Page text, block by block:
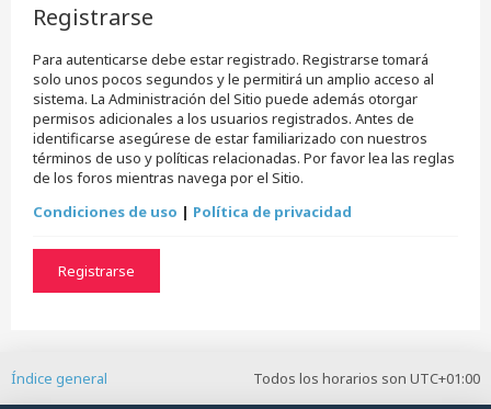
Registrarse
Para autenticarse debe estar registrado. Registrarse tomará
solo unos pocos segundos y le permitirá un amplio acceso al
sistema. La Administración del Sitio puede además otorgar
permisos adicionales a los usuarios registrados. Antes de
identificarse asegúrese de estar familiarizado con nuestros
términos de uso y políticas relacionadas. Por favor lea las reglas
de los foros mientras navega por el Sitio.
Condiciones de uso | Política de privacidad
Registrarse
Todos los horarios son UTC+01:00
Índice general